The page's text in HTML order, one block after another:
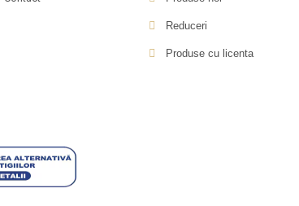
Reduceri
Produse cu licenta